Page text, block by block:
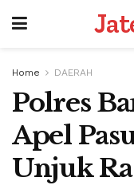
Home DAERAH
Polres
Apel
Unjuk